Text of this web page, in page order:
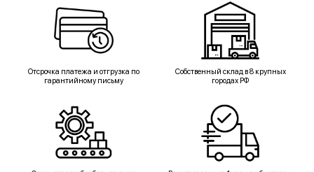
Отсрочка платежа и отгрузка по
гарантийному письму
Собственный склад в 8 крупных
городах РФ